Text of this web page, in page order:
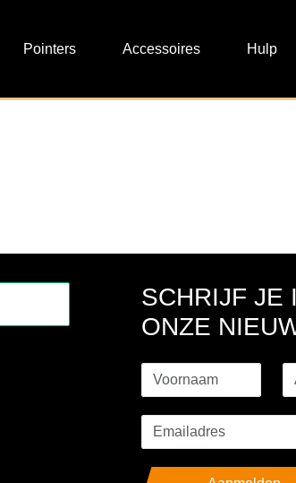
Pointers Accessoires Hulp
SCHRIJF JE
ONZE